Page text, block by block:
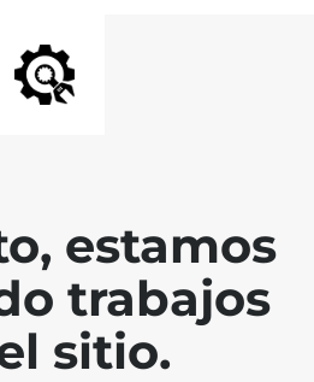
estamos
trabajos
sitio.